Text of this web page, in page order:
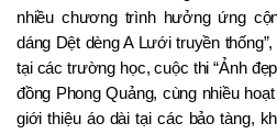
nhiều chương trình hưởng ứng
dáng Dệt dèng A Lưới truyền
tại các trường học, cuộc thi “Ảnh
đồng Phong Quảng, cùng nhiều
giới thiệu áo dài tại các bảo tàng,